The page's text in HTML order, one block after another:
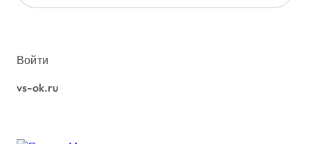
ы
Войти
vs-ok.ru